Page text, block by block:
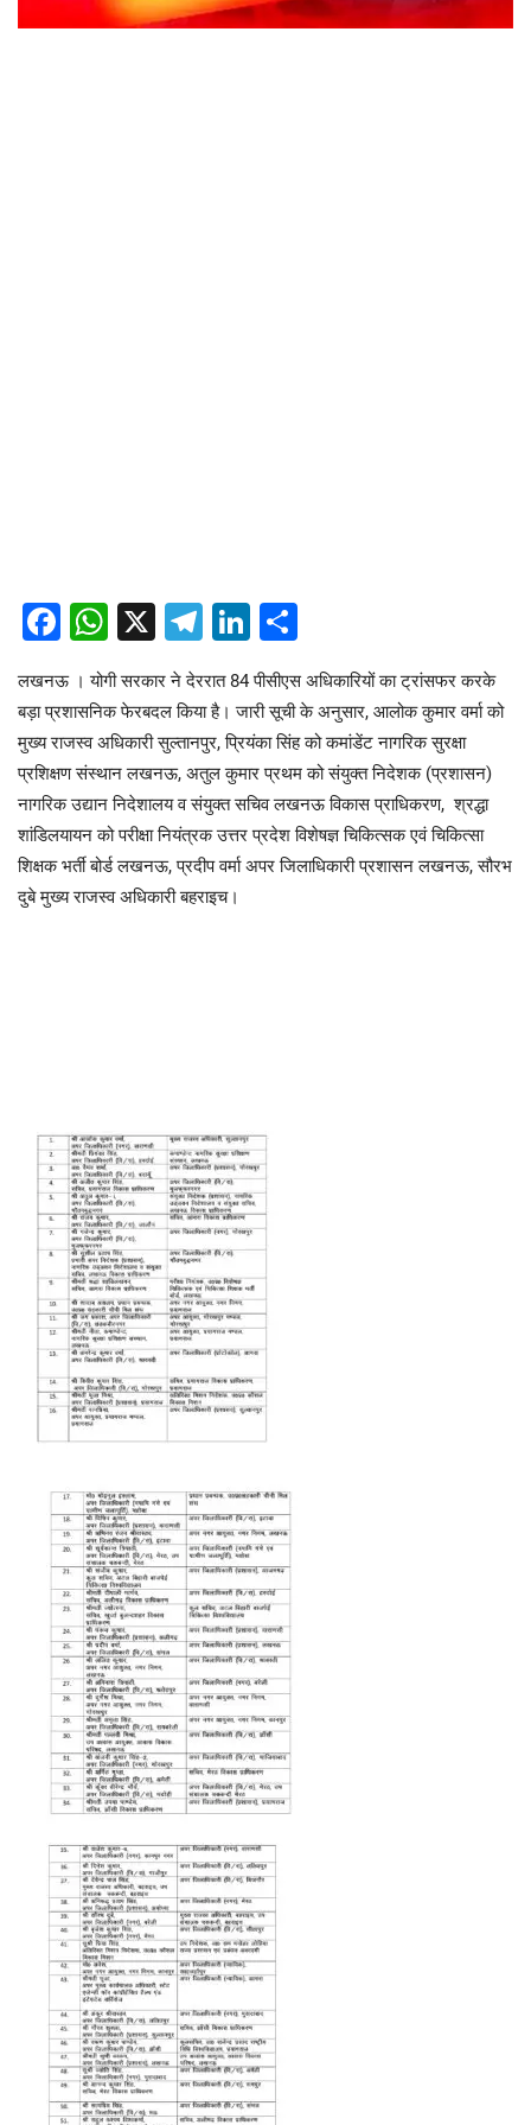
Facebook
WhatsApp
X Telegram
LinkedIn
लखनऊ । योगी सरकार ने देररात 84 पीसीएस अधिकारियों का ट्रांसफर करके
बड़ा प्रशासनिक फेरबदल किया है। जारी सूची के अनुसार, आलोक कुमार वर्मा को
मुख्य राजस्व अधिकारी सुल्तानपुर, प्रियंका सिंह को कमांडेंट नागरिक सुरक्षा
प्रशिक्षण संस्थान लखनऊ, अतुल कुमार प्रथम को संयुक्त निदेशक (प्रशासन)
नागरिक उद्यान निदेशालय व संयुक्त सचिव लखनऊ विकास प्राधिकरण, श्रद्धा
शांडिलयायन को परीक्षा नियंत्रक उत्तर प्रदेश विशेषज्ञ चिकित्सक एवं चिकित्सा
शिक्षक भर्ती बोर्ड लखनऊ, प्रदीप वर्मा अपर जिलाधिकारी प्रशासन लखनऊ, सौरभ
दुबे मुख्य राजस्व अधिकारी बहराइच।